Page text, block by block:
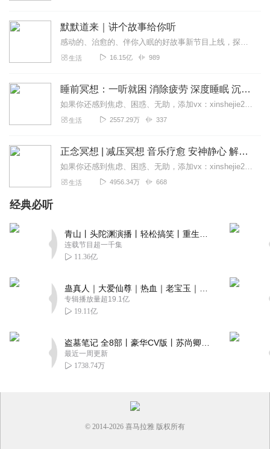
默默道来｜讲个故事给你听
感动的、治愈的、伴你入眠的好故事新节目上线，探索现实世界的无尽魅力，追求对生活的真实记录《听见人间真相》（点击名称，直达专辑）网易人间故事集持续更新中，邀您关注...
生活 16.15亿 989
睡前冥想：一听就困 消除疲劳 深度睡眠 沉浸体验
如果你还感到焦虑、困惑、无助，添加vx：xinshejie2018、vx公众号：宣萱心伴，与主播宣萱开启心灵交流之旅，共建温暖的精神家园！如果你喜欢我的内容，请...
生活 2557.29万 337
正念冥想 | 减压冥想 音乐疗愈 安神静心 解郁降噪
如果你还感到焦虑、困惑、无助，添加vx：xinshejie2018、vx公众号：宣萱心伴，与主播宣萱开启心灵交流之旅，共建温暖的精神家园！如果你喜欢我的内容，请...
生活 4956.34万 668
经典必听
连载节目超一千集
11.36亿
专辑播放量超19.1亿
19.11亿
最近一周更新
1738.74万
© 2014-2026 喜马拉雅 版权所有